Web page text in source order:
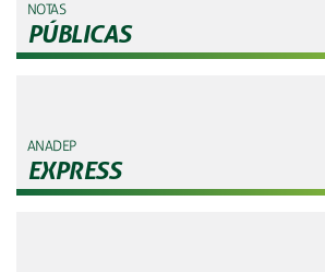
NOTAS
PÚBLICAS
ANADEP
EXPRESS